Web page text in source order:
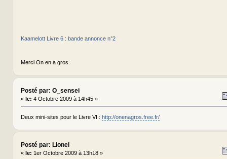
Kaamelott Livre 6 : bande annonce n°2
Merci On en a gros.
Posté par: O_sensei
« le: 4 Octobre 2009 à 14h45 »
Deux mini-sites pour le Livre VI : http://onenagros.free.fr/
Posté par: Lionel
« le: 1er Octobre 2009 à 13h18 »